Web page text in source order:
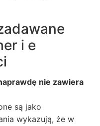
i e
nie zawiera
są jako
wykazują, że w